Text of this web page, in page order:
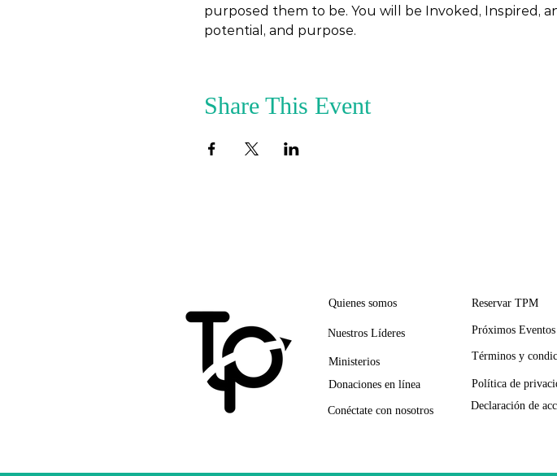
purposed them to be. You will be Invoked, Inspired,
potential, and purpose.
Share This Event
Quienes somos
Nuestros Líderes
Ministerios
Donaciones en línea
Conéctate con nosotros
Reservar TPM
Términos y
Política de
Declaración de
Próximos Eventos